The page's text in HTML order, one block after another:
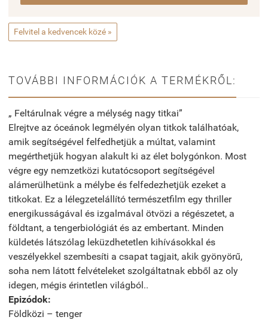
Felvitel a kedvencek közé »
TOVÁBBI INFORMÁCIÓK A TERMÉKRŐL:
„ Feltárulnak végre a mélység nagy titkai”
Elrejtve az óceánok legmélyén olyan titkok találhatóak,
amik segítségével felfedhetjük a múltat, valamint
megérthetjük hogyan alakult ki az élet bolygónkon. Most
végre egy nemzetközi kutatócsoport segítségével
alámerülhetünk a mélybe és felfedezhetjük ezeket a
titkokat. Ez a lélegzetelállító természetfilm egy thriller
energikusságával és izgalmával ötvözi a régészetet, a
földtant, a tengerbiológiát és az embertant. Minden
küldetés látszólag leküzdhetetlen kihívásokkal és
veszélyekkel szembesíti a csapat tagjait, akik gyönyörű,
soha nem látott felvételeket szolgáltatnak ebből az oly
idegen, mégis érintetlen világból..
Epizódok:
Földközi – tenger